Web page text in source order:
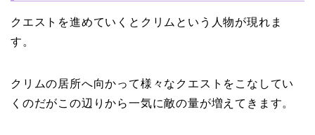
クエストを進めていくとクリムという人物が現れま
す。
クリムの居所へ向かって様々なクエストをこなしてい
くのだがこの辺りから一気に敵の量が増えてきます。